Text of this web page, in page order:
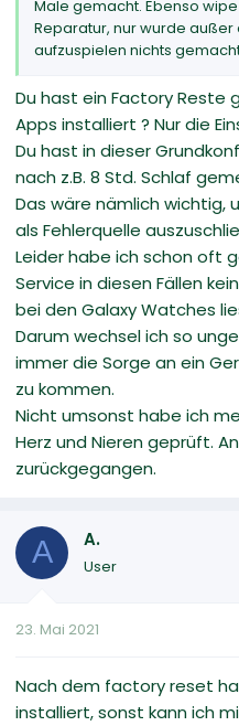
Male gemacht. Ebenso
Reparatur, nur wurde
aufzuspielen nichts
Du hast ein Factory Reste
Apps installiert ? Nur die
Du hast in dieser
nach z.B. 8 Std. Schlaf
Das wäre nämlich wichtig,
als Fehlerquelle
Leider habe ich schon oft
Service in diesen Fällen
bei den Galaxy Watches
Darum wechsel ich so
immer die Sorge an ein
zu kommen.
Nicht umsonst habe ich
Herz und Nieren geprüft.
zurückgegangen.
A A.
User
23. Mai 2021
Nach dem factory reset
installiert, sonst kann ich